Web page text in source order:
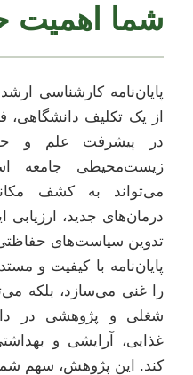
شما اهمیت
پایان‌نامه کارشناسی
از یک تکلیف
در پیشرفت علم و
زیست‌محیطی جامعه
می‌تواند به کشف
درمان‌های جدید، ارزیابی
تدوین سیاست‌های
پایان‌نامه با کیفیت و
را غنی می‌سازد، بلکه
شغلی و پژوهشی در
غذایی، آرایشی و
کند. این پژوهش، سهم